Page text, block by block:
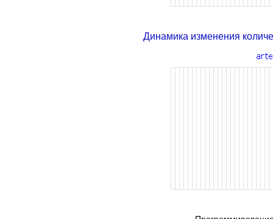
Динамика изменения